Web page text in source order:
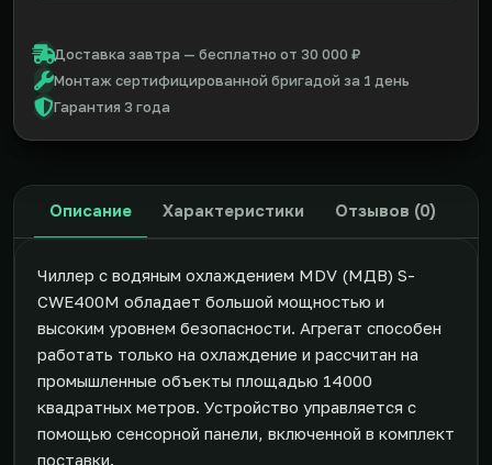
Доставка завтра — бесплатно от 30 000 ₽
Монтаж сертифицированной бригадой за 1 день
Гарантия 3 года
Описание Характеристики Отзывов (0)
Чиллер с водяным охлаждением MDV (МДВ) S-
CWE400M обладает большой мощностью и
высоким уровнем безопасности. Агрегат способен
работать только на охлаждение и рассчитан на
промышленные объекты площадью 14000
квадратных метров. Устройство управляется с
помощью сенсорной панели, включенной в комплект
поставки.